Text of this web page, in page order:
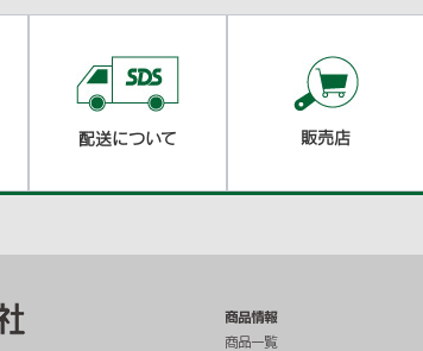
配送について 販売店
商品情報
商品一覧